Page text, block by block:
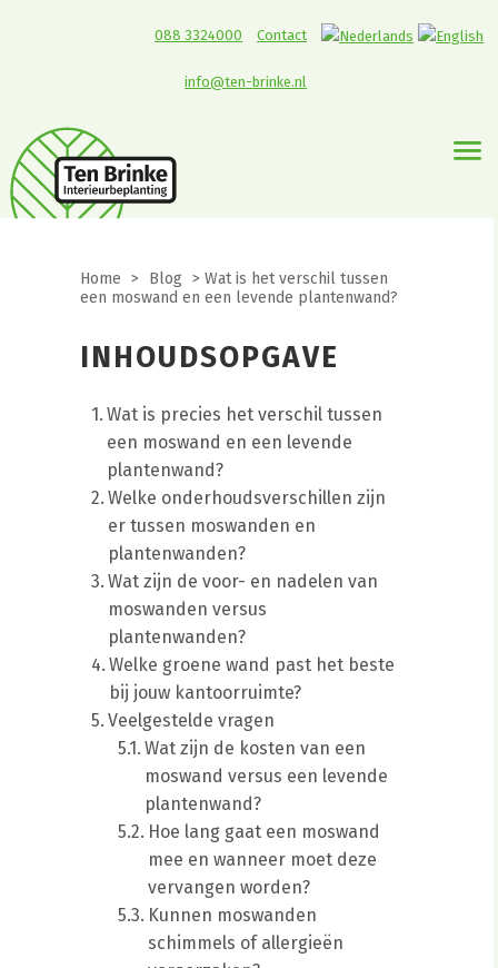
Contact
088 3324000
info@ten-brinke.nl
Home > Blog > Wat is het verschil tussen
een moswand en een levende plantenwand?
INHOUDSOPGAVE
Wat is precies het verschil tussen
een moswand en een levende
plantenwand?
Welke onderhoudsverschillen zijn
er tussen moswanden en
plantenwanden?
Wat zijn de voor- en nadelen van
moswanden versus
plantenwanden?
Welke groene wand past het beste
bij jouw kantoorruimte?
Veelgestelde vragen
Wat zijn de kosten van een
moswand versus een levende
plantenwand?
Hoe lang gaat een moswand
mee en wanneer moet deze
vervangen worden?
Kunnen moswanden
schimmels of allergieën